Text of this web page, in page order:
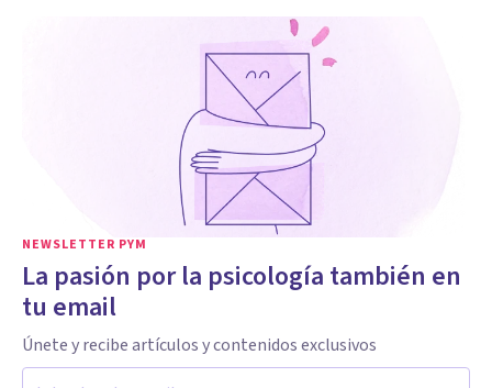
NEWSLETTER PYM
La pasión por la psicología también en
tu email
Únete y recibe artículos y contenidos exclusivos